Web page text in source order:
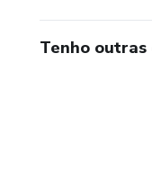
Tenho outras